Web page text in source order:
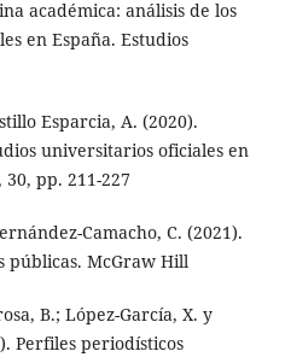
académica: análisis de los
en España. Estudios
Esparcia, A. (2020).
universitarios oficiales en
pp. 211-227
Camacho, C. (2021).
públicas. McGraw Hill
B.; López-García, X. y
Perfiles periodísticos